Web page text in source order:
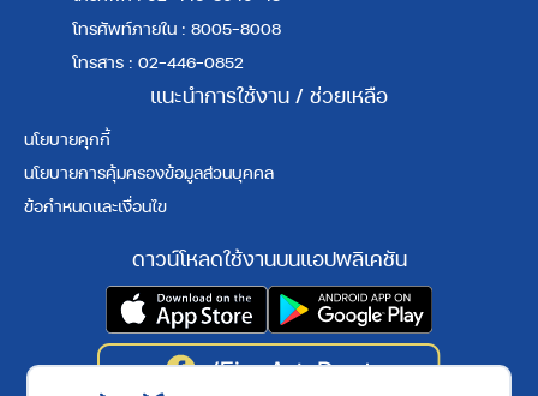
โทรศัพท์ภายใน : 8005-8008
โทรสาร : 02-446-0852
แนะนำการใช้งาน / ช่วยเหลือ
นโยบายคุกกี้
นโยบายการคุ้มครองข้อมูลส่วนบุคคล
ข้อกำหนดและเงื่อนไข
ดาวน์โหลดใช้งานบนแอปพลิเคชัน